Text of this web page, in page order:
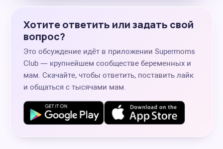
Хотите ответить или задать свой
вопрос?
Это обсуждение идёт в приложении Supermoms
Club — крупнейшем сообществе беременных и
мам. Скачайте, чтобы ответить, поставить лайк
и общаться с тысячами мам.